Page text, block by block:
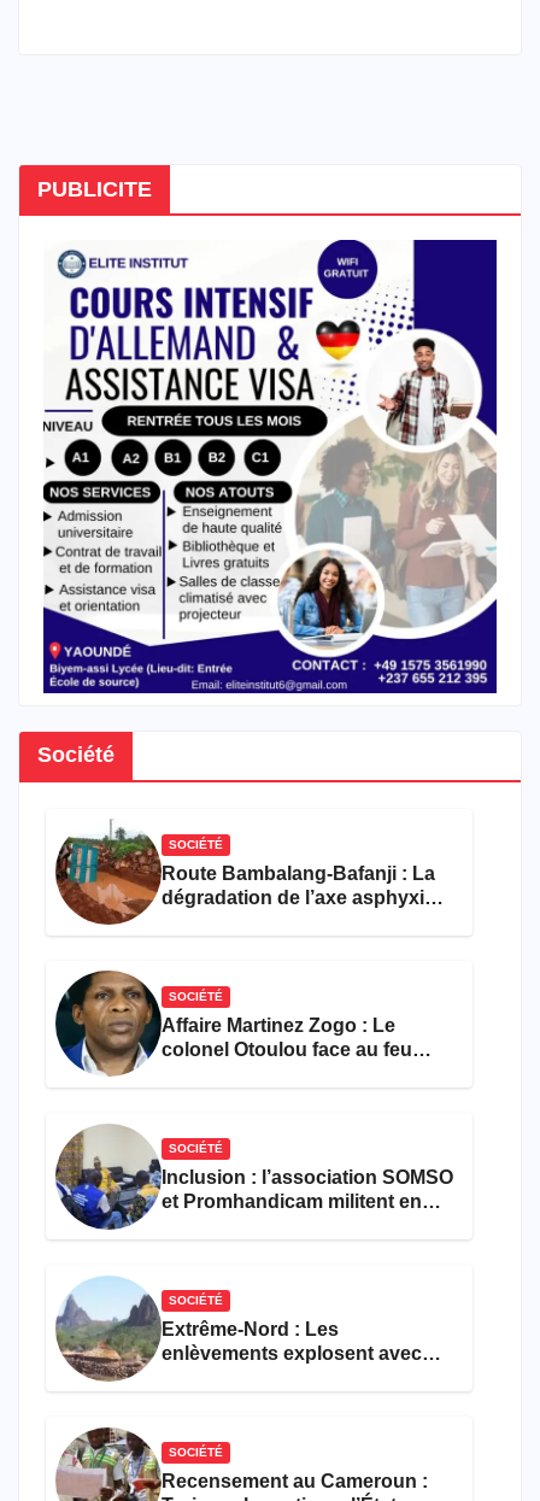
PUBLICITE
Société
SOCIÉTÉ
Route Bambalang-Bafanji : La
dégradation de l’axe asphyxie
SOCIÉTÉ
Affaire Martinez Zogo : Le
colonel Otoulou face au feu
SOCIÉTÉ
Inclusion : l’association SOMSO
et Promhandicam militent en
SOCIÉTÉ
Extrême-Nord : Les
enlèvements explosent avec
SOCIÉTÉ
Recensement au Cameroun :